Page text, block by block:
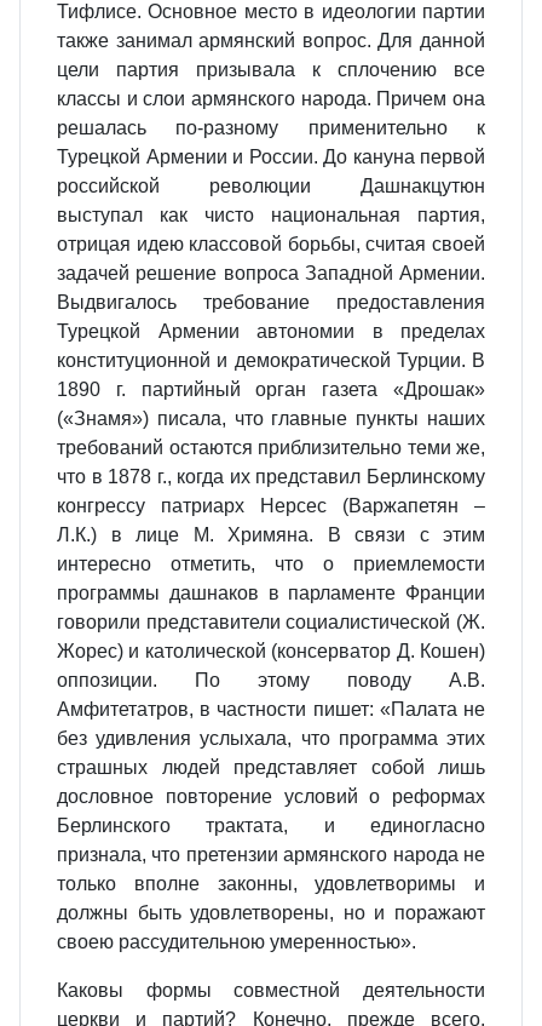
Тифлисе. Основное место в идеологии партии
также занимал армянский вопрос. Для данной
цели партия призывала к сплочению все
классы и слои армянского народа. Причем она
решалась по-разному применительно к
Турецкой Армении и России. До кануна первой
российской революции Дашнакцутюн
выступал как чисто национальная партия,
отрицая идею классовой борьбы, считая своей
задачей решение вопроса Западной Армении.
Выдвигалось требование предоставления
Турецкой Армении автономии в пределах
конституционной и демократической Турции. В
1890 г. партийный орган газета «Дрошак»
(«Знамя») писала, что главные пункты наших
требований остаются приблизительно теми же,
что в 1878 г., когда их представил Берлинскому
конгрессу патриарх Нерсес (Варжапетян –
Л.К.) в лице М. Хримяна. В связи с этим
интересно отметить, что о приемлемости
программы дашнаков в парламенте Франции
говорили представители социалистической (Ж.
Жорес) и католической (консерватор Д. Кошен)
оппозиции. По этому поводу А.В.
Амфитетатров, в частности пишет: «Палата не
без удивления услыхала, что программа этих
страшных людей представляет собой лишь
дословное повторение условий о реформах
Берлинского трактата, и единогласно
признала, что претензии армянского народа не
только вполне законны, удовлетворимы и
должны быть удовлетворены, но и поражают
своею рассудительною умеренностью».
Каковы формы совместной деятельности
церкви и партий? Конечно, прежде всего,